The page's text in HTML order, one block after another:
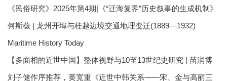
《民俗研究》2025年第4期|《“迁海复界”历史叙事的生成机制》
何斯薇 | 龙州开埠与桂越边境交通地理变迁(1889—1932)
Maritime History Today
【多面相的近世中国】整体视野与10至13世纪史研究 | 苗润博
刘子健作序推荐，黄宽重《近世中韩关系——宋、金与高丽三